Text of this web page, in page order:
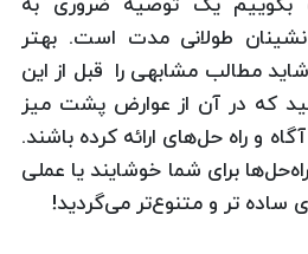
طولانی مدت است. بهتر
مطالب مشابهی را قبل از این
که در آن از عوارض پشت میز
و راه‌ حل‌های ارائه کرده باشند.
برای شما خوشایند یا عملی
ساده تر و متنوع‌تر می‌گردید!